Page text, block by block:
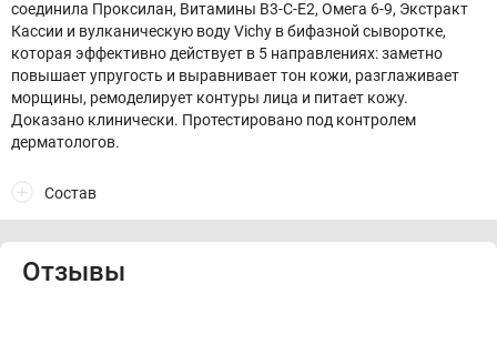
соединила Проксилан, Витамины B3-C-E2, Омега 6-9, Экстракт
Кассии и вулканическую воду Vichy в бифазной сыворотке,
которая эффективно действует в 5 направлениях: заметно
повышает упругость и выравнивает тон кожи, разглаживает
морщины, ремоделирует контуры лица и питает кожу.
Доказано клинически. Протестировано под контролем
дерматологов.
Состав
Отзывы